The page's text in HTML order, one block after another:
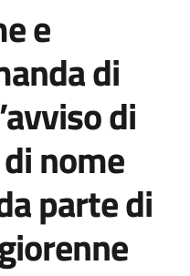
e
di
di
nome
parte di